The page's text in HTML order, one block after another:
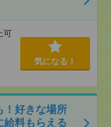
可
気になる！
！好きな場所
料もらえる